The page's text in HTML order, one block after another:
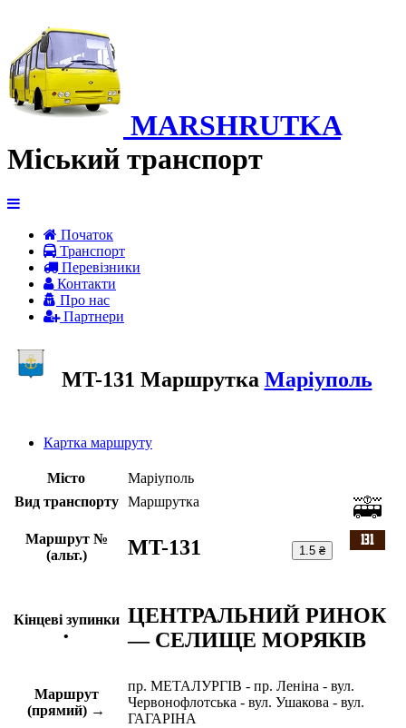
MARSHRUTKA
Міський транспорт
Початок
Транспорт
Перевiзники
Контакти
Про нас
Партнери
MT-131 Маршрутка Маріуполь
Картка маршруту
Місто
Маріуполь
Вид транспорту
Маршрутка
Маршрут №
(альт.)
MT-131 1.5 ₴
Кінцеві зупинки
•
ЦЕНТРАЛЬНИЙ РИНОК
— СЕЛИЩЕ МОРЯКІВ
Маршрут
(прямий) →
пр. МЕТАЛУРГІВ - пр. Леніна - вул.
Червонофлотська - вул. Ушакова - вул.
ГАГАРІНА